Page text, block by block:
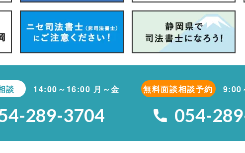
談 14:00～16:00 月～金
289-3704
無料面談相談予約 9:00
054-